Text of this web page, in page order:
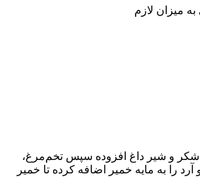
میزان لازم
و شیر داغ افزوده سپس تخم‌مرغ،
را به مایه خمیر اضافه کرده تا خمیر